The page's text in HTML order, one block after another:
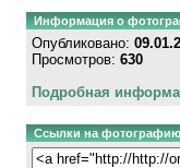
Информация о
Опубликовано:
Просмотров: 630
Подробная
Ссылки на фотографию